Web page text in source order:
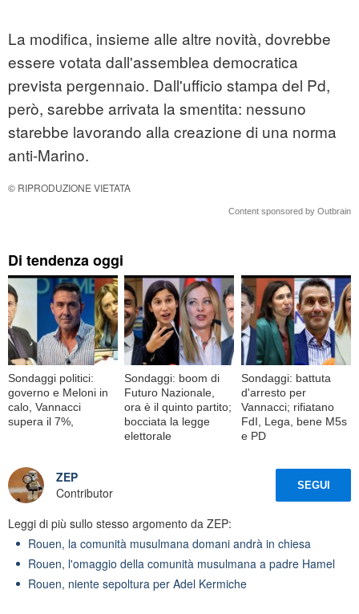
La modifica, insieme alle altre novità, dovrebbe
essere votata dall'assemblea democratica
prevista pergennaio. Dall'ufficio stampa del Pd,
però, sarebbe arrivata la smentita: nessuno
starebbe lavorando alla creazione di una norma
anti-Marino.
© RIPRODUZIONE VIETATA
Content sponsored by Outbrain
Di tendenza oggi
Sondaggi politici:
governo e Meloni in
calo, Vannacci
supera il 7%,
Sondaggi: boom di
Futuro Nazionale,
ora è il quinto partito;
bocciata la legge
elettorale
Sondaggi: battuta
d'arresto per
Vannacci; rifiatano
FdI, Lega, bene M5s
e PD
ZEP
Contributor
SEGUI
Leggi di più sullo stesso argomento da ZEP:
Rouen, la comunità musulmana domani andrà in chiesa
Rouen, l'omaggio della comunità musulmana a padre Hamel
Rouen, niente sepoltura per Adel Kermiche